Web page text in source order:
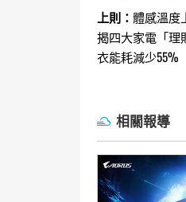
Continue
Reading
上則： 體感溫度
揭四大家電「理
衣能耗減少55%
相關報導